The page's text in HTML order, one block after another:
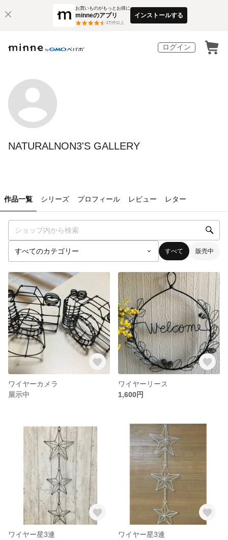
お買いものがもっとお得に
minneのアプリ
3万件以上
インストールする
ログイン
NATURALNON3'S GALLERY
作品一覧 シリーズ プロフィール レビュー レター
すべて 販売中
ワイヤーカメラ
展示中
ワイヤーリース
1,600円
ワイヤー星3連
ワイヤー星3連